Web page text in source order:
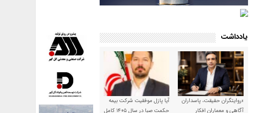
یادداشت
«روایتگران حقیقت، پاسداران
آگاهی و معماران افکار
آیا پازل موفقیت شرکت بیمه
حکمت صبا در سال ۱۴۰۵ کامل